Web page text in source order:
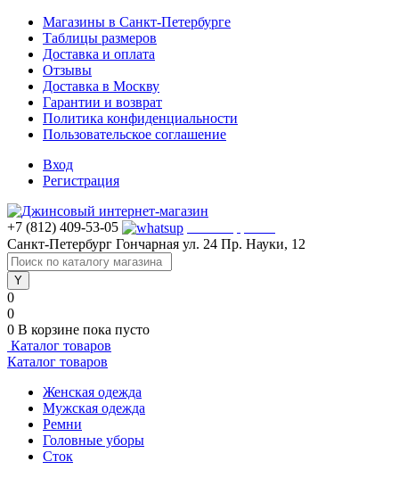
Магазины в Санкт-Петербурге
Таблицы размеров
Доставка и оплата
Отзывы
Доставка в Москву
Гарантии и возврат
Политика конфиденциальности
Пользовательское соглашение
Вход
Регистрация
+7 (812) 409-53-05
Санкт-Петербург Гончарная ул. 24 Пр. Науки, 12
0
0
0 В корзине пока пусто
Каталог товаров
Каталог товаров
Женская одежда
Мужская одежда
Ремни
Головные уборы
Сток